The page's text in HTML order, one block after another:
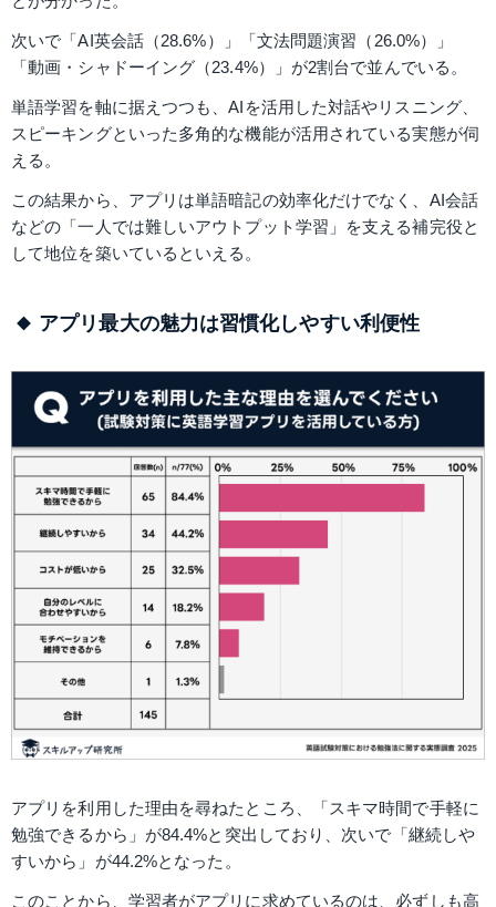
次いで「AI英会話（28.6%）」「文法問題演習（26.0%）」
「動画・シャドーイング（23.4%）」が2割台で並んでいる。
単語学習を軸に据えつつも、AIを活用した対話やリスニング、
スピーキングといった多角的な機能が活用されている実態が伺
える。
この結果から、アプリは単語暗記の効率化だけでなく、AI会話
などの「一人では難しいアウトプット学習」を支える補完役と
して地位を築いているといえる。
アプリ最大の魅力は習慣化しやすい利便性
アプリを利用した理由を尋ねたところ、「スキマ時間で手軽に
勉強できるから」が84.4%と突出しており、次いで「継続しや
すいから」が44.2%となった。
このことから、学習者がアプリに求めているのは、必ずしも高